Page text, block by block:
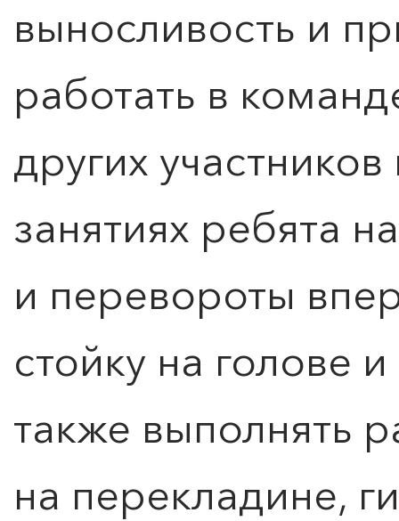
выносливость и
работать в
других
занятиях ребята
и перевороты
стойку на голове
также выполнять
на перекладине,